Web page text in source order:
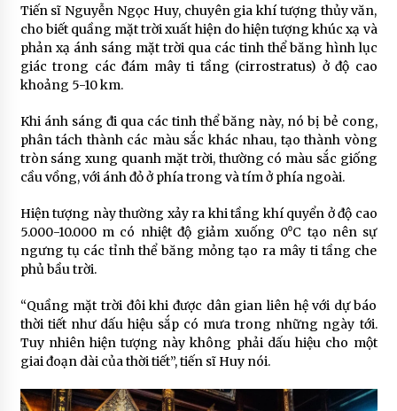
Tiến sĩ Nguyễn Ngọc Huy, chuyên gia khí tượng thủy văn,
cho biết quầng mặt trời xuất hiện do hiện tượng khúc xạ và
phản xạ ánh sáng mặt trời qua các tinh thể băng hình lục
giác trong các đám mây ti tầng (cirrostratus) ở độ cao
khoảng 5-10 km.
Khi ánh sáng đi qua các tinh thể băng này, nó bị bẻ cong,
phân tách thành các màu sắc khác nhau, tạo thành vòng
tròn sáng xung quanh mặt trời, thường có màu sắc giống
cầu vồng, với ánh đỏ ở phía trong và tím ở phía ngoài.
Hiện tượng này thường xảy ra khi tầng khí quyển ở độ cao
5.000-10.000 m có nhiệt độ giảm xuống 0⁰C tạo nên sự
ngưng tụ các tỉnh thể băng mỏng tạo ra mây ti tầng che
phủ bầu trời.
“Quầng mặt trời đôi khi được dân gian liên hệ với dự báo
thời tiết như dấu hiệu sắp có mưa trong những ngày tới.
Tuy nhiên hiện tượng này không phải dấu hiệu cho một
giai đoạn dài của thời tiết”, tiến sĩ Huy nói.